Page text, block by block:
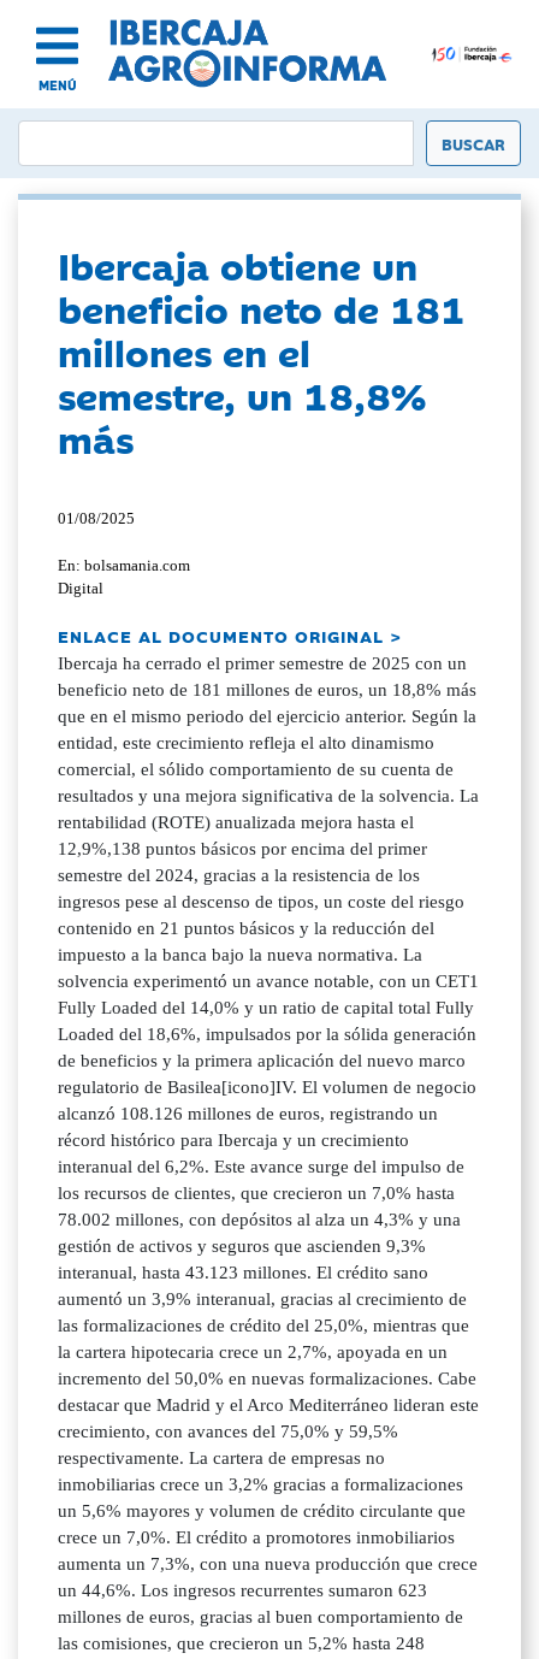
MENÚ
Ibercaja obtiene un
beneficio neto de 181
millones en el
semestre, un 18,8%
más
01/08/2025
En: bolsamania.com
Digital
ENLACE AL DOCUMENTO ORIGINAL >
Ibercaja ha cerrado el primer semestre de 2025 con un
beneficio neto de 181 millones de euros, un 18,8% más
que en el mismo periodo del ejercicio anterior. Según la
entidad, este crecimiento refleja el alto dinamismo
comercial, el sólido comportamiento de su cuenta de
resultados y una mejora significativa de la solvencia. La
rentabilidad (ROTE) anualizada mejora hasta el
12,9%,138 puntos básicos por encima del primer
semestre del 2024, gracias a la resistencia de los
ingresos pese al descenso de tipos, un coste del riesgo
contenido en 21 puntos básicos y la reducción del
impuesto a la banca bajo la nueva normativa. La
solvencia experimentó un avance notable, con un CET1
Fully Loaded del 14,0% y un ratio de capital total Fully
Loaded del 18,6%, impulsados por la sólida generación
de beneficios y la primera aplicación del nuevo marco
regulatorio de Basilea[icono]IV. El volumen de negocio
alcanzó 108.126 millones de euros, registrando un
récord histórico para Ibercaja y un crecimiento
interanual del 6,2%. Este avance surge del impulso de
los recursos de clientes, que crecieron un 7,0% hasta
78.002 millones, con depósitos al alza un 4,3% y una
gestión de activos y seguros que ascienden 9,3%
interanual, hasta 43.123 millones. El crédito sano
aumentó un 3,9% interanual, gracias al crecimiento de
las formalizaciones de crédito del 25,0%, mientras que
la cartera hipotecaria crece un 2,7%, apoyada en un
incremento del 50,0% en nuevas formalizaciones. Cabe
destacar que Madrid y el Arco Mediterráneo lideran este
crecimiento, con avances del 75,0% y 59,5%
respectivamente. La cartera de empresas no
inmobiliarias crece un 3,2% gracias a formalizaciones
un 5,6% mayores y volumen de crédito circulante que
crece un 7,0%. El crédito a promotores inmobiliarios
aumenta un 7,3%, con una nueva producción que crece
un 44,6%. Los ingresos recurrentes sumaron 623
millones de euros, gracias al buen comportamiento de
las comisiones, que crecieron un 5,2% hasta 248